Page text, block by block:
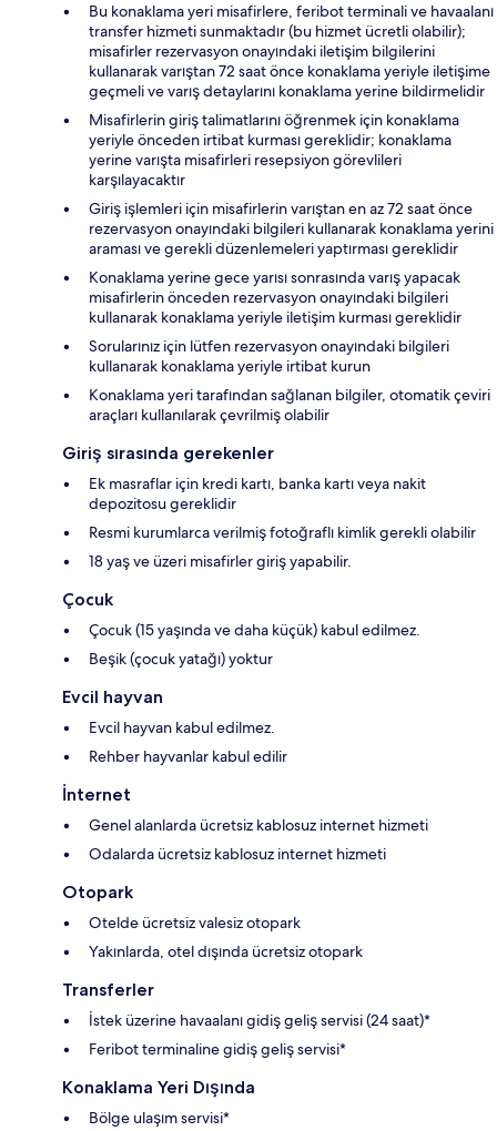
Bu konaklama yeri misafirlere, feribot terminali ve havaalanı
transfer hizmeti sunmaktadır (bu hizmet ücretli olabilir);
misafirler rezervasyon onayındaki iletişim bilgilerini
kullanarak varıştan 72 saat önce konaklama yeriyle iletişime
geçmeli ve varış detaylarını konaklama yerine bildirmelidir
Misafirlerin giriş talimatlarını öğrenmek için konaklama
yeriyle önceden irtibat kurması gereklidir; konaklama
yerine varışta misafirleri resepsiyon görevlileri
karşılayacaktır
Giriş işlemleri için misafirlerin varıştan en az 72 saat önce
rezervasyon onayındaki bilgileri kullanarak konaklama yerini
araması ve gerekli düzenlemeleri yaptırması gereklidir
Konaklama yerine gece yarısı sonrasında varış yapacak
misafirlerin önceden rezervasyon onayındaki bilgileri
kullanarak konaklama yeriyle iletişim kurması gereklidir
Sorularınız için lütfen rezervasyon onayındaki bilgileri
kullanarak konaklama yeriyle irtibat kurun
Konaklama yeri tarafından sağlanan bilgiler, otomatik çeviri
araçları kullanılarak çevrilmiş olabilir
Giriş sırasında gerekenler
Ek masraflar için kredi kartı, banka kartı veya nakit
depozitosu gereklidir
Resmi kurumlarca verilmiş fotoğraflı kimlik gerekli olabilir
18 yaş ve üzeri misafirler giriş yapabilir.
Çocuk
Çocuk (15 yaşında ve daha küçük) kabul edilmez.
Beşik (çocuk yatağı) yoktur
Evcil hayvan
Evcil hayvan kabul edilmez.
Rehber hayvanlar kabul edilir
İnternet
Genel alanlarda ücretsiz kablosuz internet hizmeti
Odalarda ücretsiz kablosuz internet hizmeti
Otopark
Otelde ücretsiz valesiz otopark
Yakınlarda, otel dışında ücretsiz otopark
Transferler
İstek üzerine havaalanı gidiş geliş servisi (24 saat)*
Feribot terminaline gidiş geliş servisi*
Konaklama Yeri Dışında
Bölge ulaşım servisi*